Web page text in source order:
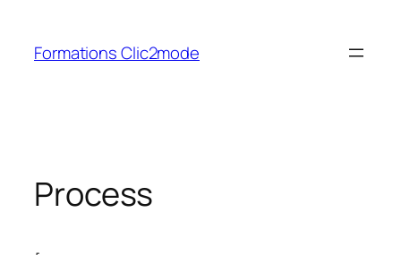
contenu
Formations Clic2mode
Process